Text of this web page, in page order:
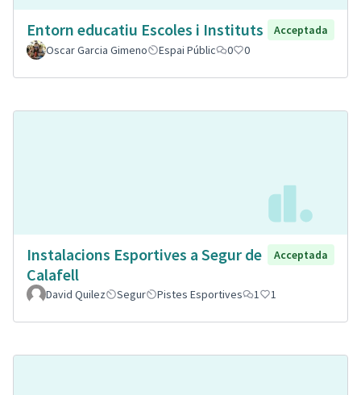
Entorn educatiu Escoles i Instituts
Acceptada
Oscar Garcia Gimeno
Espai Públic 0 0
Instalacions Esportives a Segur de
Calafell
Acceptada
David Quilez Segur Pistes Esportives 1 1